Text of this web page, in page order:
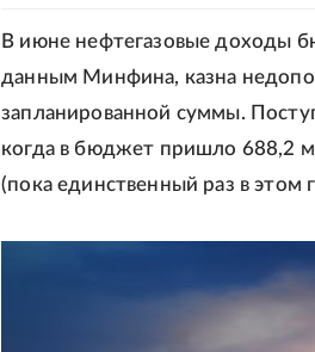
В июне нефтегазовые доходы
данным Минфина, казна
запланированной суммы.
когда в бюджет пришло 688,2
(пока единственный раз в